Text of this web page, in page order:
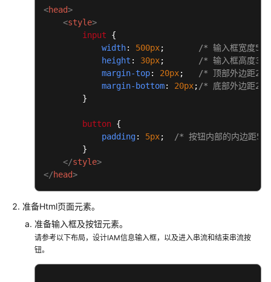
SDK
发
指
导
代
<head>
<style>
input {
width: 500px;
/* 输入框宽度
height : 30px;
/* 输入框高度
margin-top: 20px;
/* 顶部外边距
margin-bottom: 20px; /* 底部外边距
        }
button {
padding: 5px;
/* 按钮内部的内边距
        }
</style>
</head>
准备Html页面元素。
准备输入框及按钮元素。
请参考以下布局，设计IAM信息输入框，以及进入串流和结束串流按
钮。